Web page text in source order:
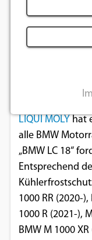
LIQUI
KFS 18
13.10.2025
Speziell
LIQUI MOLYhat
alle BMW
„BMW LC 18“
Entsprechend
1000 RR (2020-
1000 R (2021-),
BMW M 1000
erforderlich.
Name: